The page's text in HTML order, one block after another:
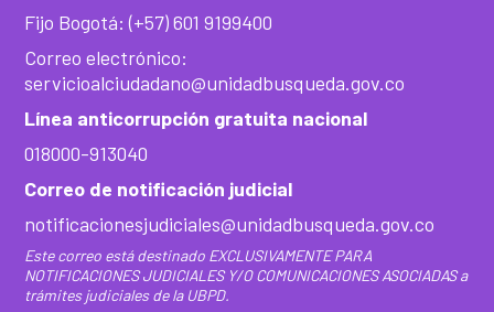
Fijo Bogotá: (+57) 601 9199400
Correo electrónico:
servicioalciudadano@unidadbusqueda.gov.co
Línea anticorrupción gratuita nacional
018000-913040
Correo de notificación judicial
notificacionesjudiciales@unidadbusqueda.gov.co
Este correo está destinado EXCLUSIVAMENTE PARA
NOTIFICACIONES JUDICIALES Y/O COMUNICACIONES ASOCIADAS a
trámites judiciales de la UBPD.